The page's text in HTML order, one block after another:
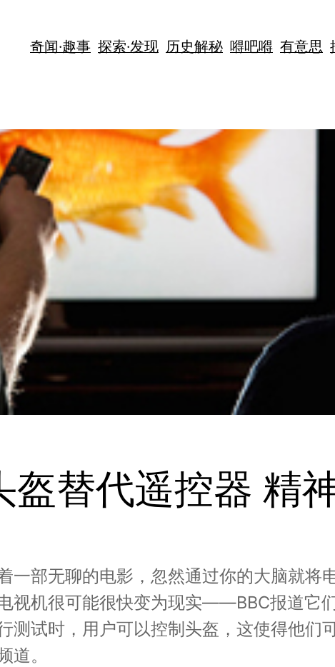
奇闻·趣事 探索·发现 历史解秘 嘚吧嘚 有意思
替代遥控器 精
一部无聊的电影，忽然通过你的大脑就将
视机很可能很快变为现实——BBC报道它
测试时，用户可以控制头盔，这使得他们
。